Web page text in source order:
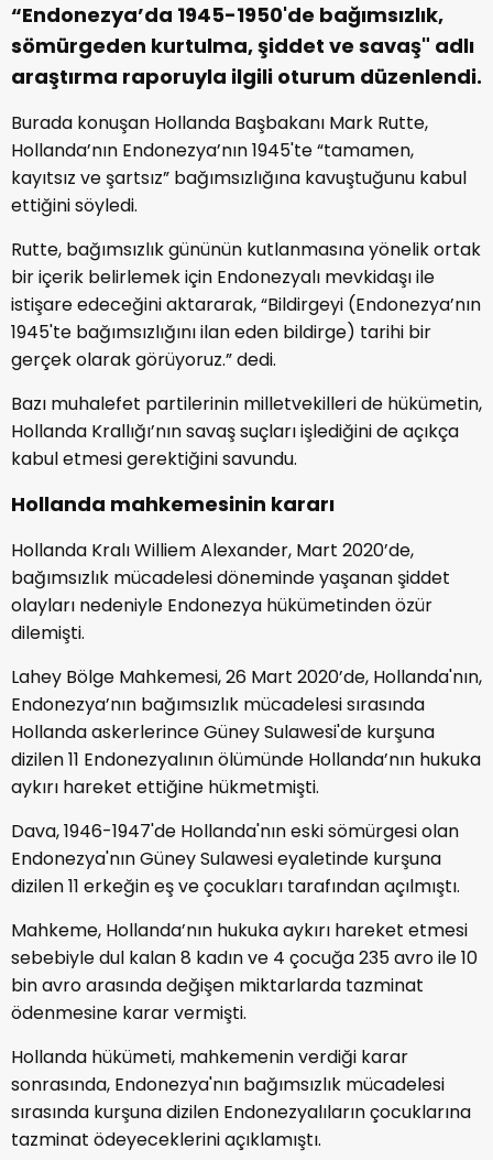
“Endonezya’da 1945-1950'de bağımsızlık,
sömürgeden kurtulma, şiddet ve savaş" adlı
araştırma raporuyla ilgili oturum düzenlendi.
Burada konuşan Hollanda Başbakanı Mark Rutte,
Hollanda’nın Endonezya’nın 1945'te “tamamen,
kayıtsız ve şartsız” bağımsızlığına kavuştuğunu kabul
ettiğini söyledi.
Rutte, bağımsızlık gününün kutlanmasına yönelik ortak
bir içerik belirlemek için Endonezyalı mevkidaşı ile
istişare edeceğini aktararak, “Bildirgeyi (Endonezya’nın
1945'te bağımsızlığını ilan eden bildirge) tarihi bir
gerçek olarak görüyoruz.” dedi.
Bazı muhalefet partilerinin milletvekilleri de hükümetin,
Hollanda Krallığı’nın savaş suçları işlediğini de açıkça
kabul etmesi gerektiğini savundu.
Hollanda mahkemesinin kararı
Hollanda Kralı Williem Alexander, Mart 2020’de,
bağımsızlık mücadelesi döneminde yaşanan şiddet
olayları nedeniyle Endonezya hükümetinden özür
dilemişti.
Lahey Bölge Mahkemesi, 26 Mart 2020’de, Hollanda'nın,
Endonezya’nın bağımsızlık mücadelesi sırasında
Hollanda askerlerince Güney Sulawesi'de kurşuna
dizilen 11 Endonezyalının ölümünde Hollanda’nın hukuka
aykırı hareket ettiğine hükmetmişti.
Dava, 1946-1947'de Hollanda'nın eski sömürgesi olan
Endonezya'nın Güney Sulawesi eyaletinde kurşuna
dizilen 11 erkeğin eş ve çocukları tarafından açılmıştı.
Mahkeme, Hollanda’nın hukuka aykırı hareket etmesi
sebebiyle dul kalan 8 kadın ve 4 çocuğa 235 avro ile 10
bin avro arasında değişen miktarlarda tazminat
ödenmesine karar vermişti.
Hollanda hükümeti, mahkemenin verdiği karar
sonrasında, Endonezya'nın bağımsızlık mücadelesi
sırasında kurşuna dizilen Endonezyalıların çocuklarına
tazminat ödeyeceklerini açıklamıştı.